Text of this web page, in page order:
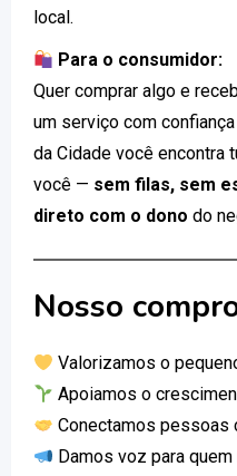
local.
Para o consumidor:
Quer comprar algo e
um serviço com
da Cidade você encontra
você — sem filas, sem
direto com o dono do
Nosso
Valorizamos o
Apoiamos o
Conectamos pessoas
Damos voz para